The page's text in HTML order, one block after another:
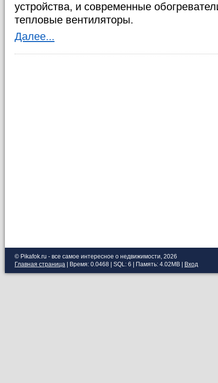
устройства, и современные
тепловые вентиляторы.
Далее...
© Pikafok.ru - все самое интересное о недвижимости, 2026
Главная страница | Время: 0.0468 | SQL: 6 | Память: 4.02MB Вход